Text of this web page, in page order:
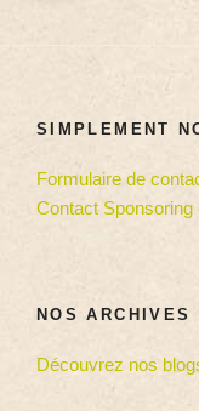
SIMPLEMENT
Formulaire de
Contact Sponsoring
NOS ARCHIVES
Découvrez nos